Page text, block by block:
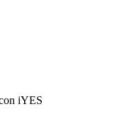
iYES